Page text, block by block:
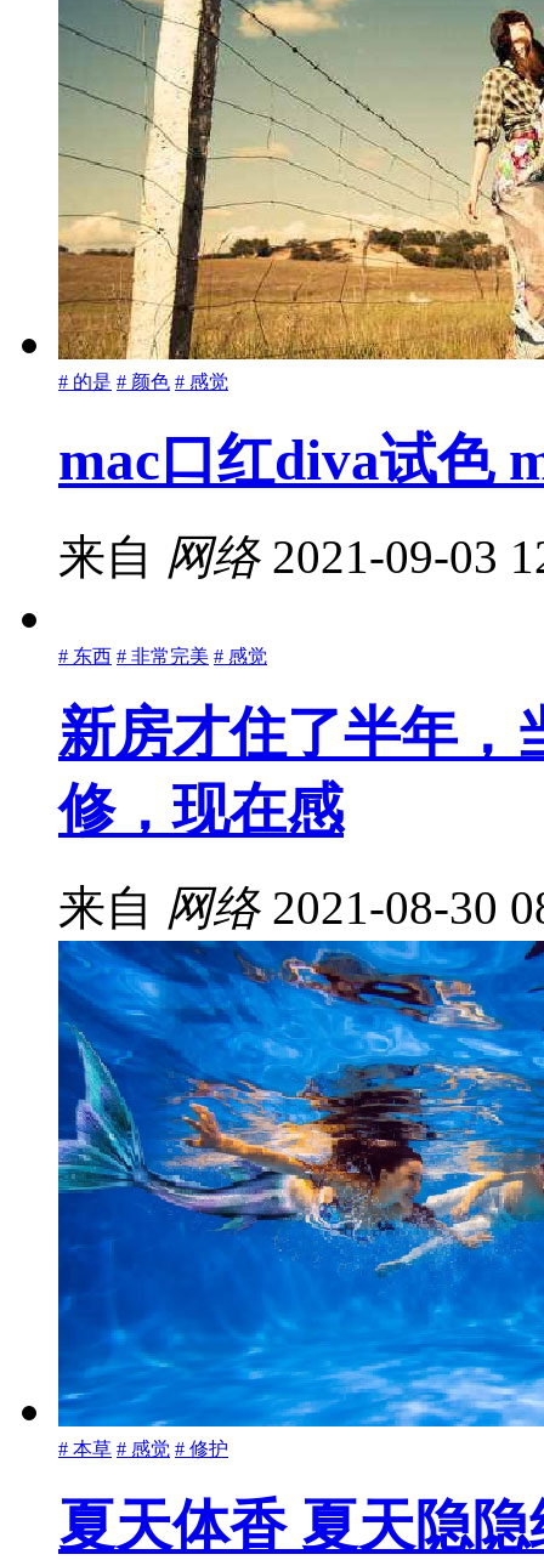
# 的是 # 颜色 # 感觉
mac口红diva试色
来自 网络 2021-09-03
# 东西 # 非常完美 # 感觉
新房才住了半年，
修，现在感
来自 网络 2021-08-30
# 本草 # 感觉 # 修护
夏天体香 夏天隐